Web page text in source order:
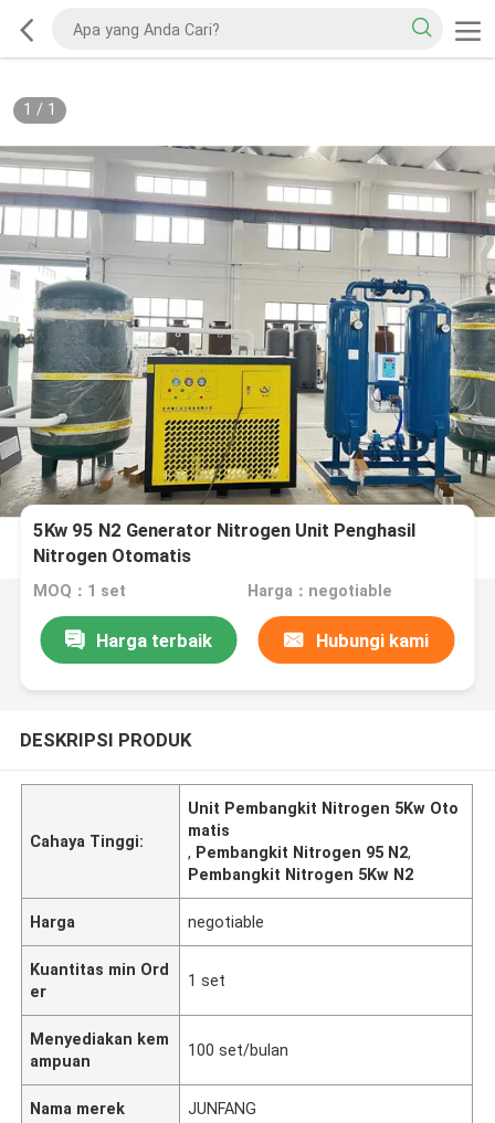
1 / 1
5Kw 95 N2 Generator Nitrogen Unit Penghasil
Nitrogen Otomatis
MOQ：1 set Harga：negotiable
Harga terbaik Hubungi kami
DESKRIPSI PRODUK
Cahaya Tinggi:
Unit Pembangkit Nitrogen 5Kw Oto
matis
, Pembangkit Nitrogen 95 N2,
Pembangkit Nitrogen 5Kw N2
Harga negotiable
Kuantitas min Ord
er
1 set
Menyediakan kem
ampuan
100 set/bulan
Nama merek JUNFANG